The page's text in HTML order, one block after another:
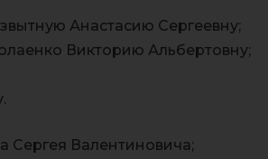
Анастасию Сергеевну;
Викторию Альбертовну;
Сергея Валентиновича;